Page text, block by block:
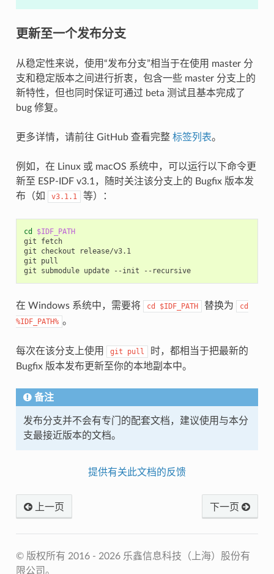
更新至一个发布分支
从稳定性来说，使用“发布分支”相当于在使用 master 分
支和稳定版本之间进行折衷，包含一些 master 分支上的
新特性，但也同时保证可通过 beta 测试且基本完成了
bug 修复。
更多详情，请前往 GitHub 查看完整 标签列表。
例如，在 Linux 或 macOS 系统中，可以运行以下命令更
新至 ESP-IDF v3.1，随时关注该分支上的 Bugfix 版本发
布（如
v3.1.1 等）：
cd
$IDF_PATH
git
fetch
git
checkout
release/v3.1
git
pull
git
submodule update --init --recursive
在 Windows 系统中，需要将 cd $IDF_PATH 替换为
cd
%IDF_PATH% 。
每次在该分支上使用 git pull
时，都相当于把最新的
Bugfix 版本发布更新至你的本地副本中。
备注
发布分支并不会有专门的配套文档，建议使用与本分
支最接近版本的文档。
提供有关此文档的反馈
上一页 下一页
© 版权所有 2016 - 2026 乐鑫信息科技（上海）股份有
限公司。